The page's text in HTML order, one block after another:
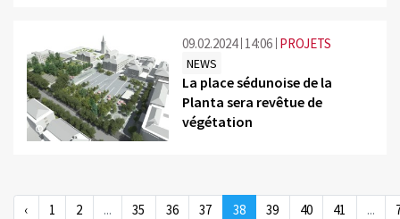
©
09.02.2024 14:06 PROJETS
NEWS
La place sédunoise de la
Planta sera revêtue de
végétation
‹ 1 2 ... 35 36 37 38 39 40 41 ...